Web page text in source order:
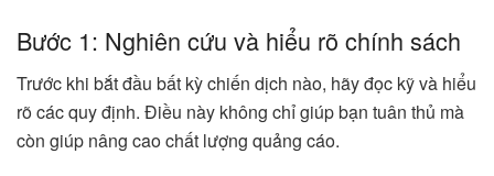
Bước 1: Nghiên cứu và hiểu rõ chính sách
Trước khi bắt đầu bất kỳ chiến dịch nào, hãy đọc kỹ và hiểu
rõ các quy định. Điều này không chỉ giúp bạn tuân thủ mà
còn giúp nâng cao chất lượng quảng cáo.